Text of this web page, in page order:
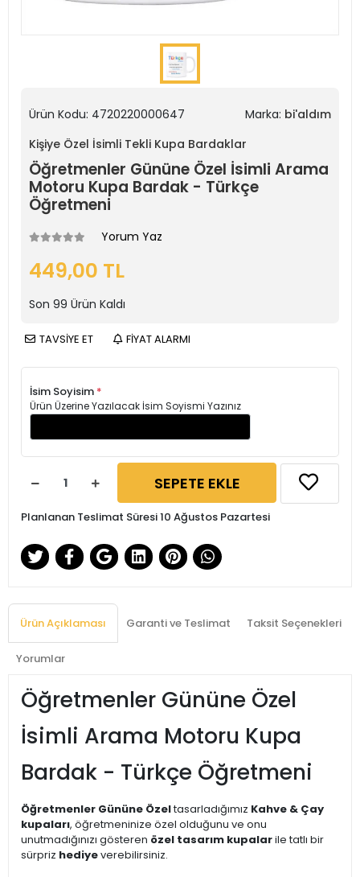
Ürün Kodu: 4720220000647 Marka: bi'aldım
Kişiye Özel İsimli Tekli Kupa Bardaklar
Öğretmenler Gününe Özel İsimli Arama
Motoru Kupa Bardak - Türkçe
Öğretmeni
Yorum Yaz
449,00 TL
Son 99 Ürün Kaldı
TAVSİYE ET FİYAT ALARMI
İsim Soyisim *
Ürün Üzerine Yazılacak İsim Soyismi Yazınız
SEPETE EKLE
Planlanan Teslimat Süresi 10 Ağustos Pazartesi
Ürün Açıklaması Garanti ve Teslimat Taksit Seçenekleri
Yorumlar
Öğretmenler Gününe Özel
İsimli Arama Motoru Kupa
Bardak - Türkçe Öğretmeni
Öğretmenler Gününe Özeltasarladığımız Kahve & Çay
kupaları, öğretmeninize özel olduğunu ve onu
unutmadığınızı gösteren özel tasarım kupalarile tatlı bir
sürpriz hediyeverebilirsiniz.